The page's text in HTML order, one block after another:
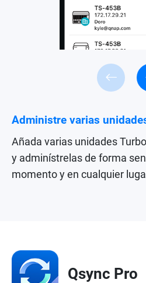
Administre varias
Añada varias unidades
y adminístrelas de forma
momento y en cualquier
Qsync Pro